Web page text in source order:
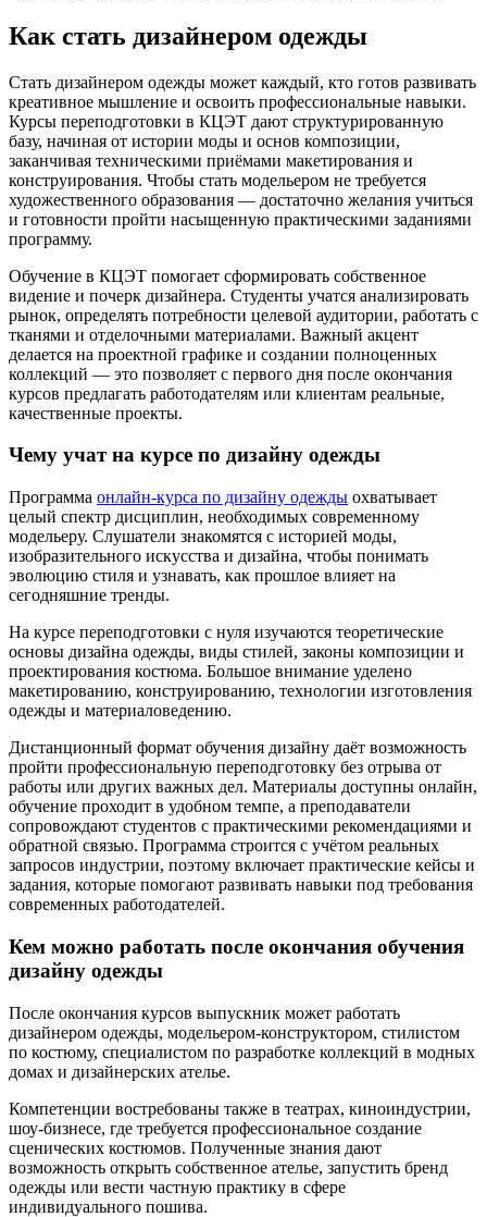
Как стать дизайнером одежды
Стать дизайнером одежды может каждый, кто готов развивать
креативное мышление и освоить профессиональные навыки.
Курсы переподготовки в КЦЭТ дают структурированную
базу, начиная от истории моды и основ композиции,
заканчивая техническими приёмами макетирования и
конструирования. Чтобы стать модельером не требуется
художественного образования — достаточно желания учиться
и готовности пройти насыщенную практическими заданиями
программу.
Обучение в КЦЭТ помогает сформировать собственное
видение и почерк дизайнера. Студенты учатся анализировать
рынок, определять потребности целевой аудитории, работать с
тканями и отделочными материалами. Важный акцент
делается на проектной графике и создании полноценных
коллекций — это позволяет с первого дня после окончания
курсов предлагать работодателям или клиентам реальные,
качественные проекты.
Чему учат на курсе по дизайну одежды
Программа онлайн-курса по дизайну одежды охватывает
целый спектр дисциплин, необходимых современному
модельеру. Слушатели знакомятся с историей моды,
изобразительного искусства и дизайна, чтобы понимать
эволюцию стиля и узнавать, как прошлое влияет на
сегодняшние тренды.
На курсе переподготовки с нуля изучаются теоретические
основы дизайна одежды, виды стилей, законы композиции и
проектирования костюма. Большое внимание уделено
макетированию, конструированию, технологии изготовления
одежды и материаловедению.
Дистанционный формат обучения дизайну даёт возможность
пройти профессиональную переподготовку без отрыва от
работы или других важных дел. Материалы доступны онлайн,
обучение проходит в удобном темпе, а преподаватели
сопровождают студентов с практическими рекомендациями и
обратной связью. Программа строится с учётом реальных
запросов индустрии, поэтому включает практические кейсы и
задания, которые помогают развивать навыки под требования
современных работодателей.
Кем можно работать после окончания обучения
дизайну одежды
После окончания курсов выпускник может работать
дизайнером одежды, модельером-конструктором, стилистом
по костюму, специалистом по разработке коллекций в модных
домах и дизайнерских ателье.
Компетенции востребованы также в театрах, киноиндустрии,
шоу-бизнесе, где требуется профессиональное создание
сценических костюмов. Полученные знания дают
возможность открыть собственное ателье, запустить бренд
одежды или вести частную практику в сфере
индивидуального пошива.